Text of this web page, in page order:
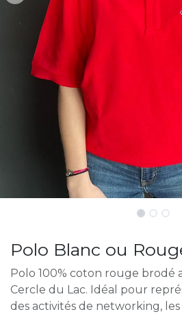
Polo Blanc ou
Polo 100% coton rouge brodé
Cercle du Lac. Idéal pour
des activités de networking, les